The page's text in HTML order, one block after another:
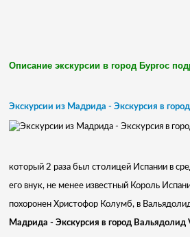
Описание экскурсии в город Бургос
Экскурсии из Мадрида - Экскурсия в
который 2 раза был столицей Испании в
его внук, не менее известный Король
похоронен Христофор Колумб, в
Мадрида - Экскурсия в город Вальядолид